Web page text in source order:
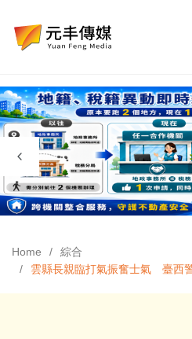
Home
綜合
雲縣長親臨打氣振奮士氣 臺西